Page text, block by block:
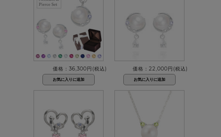
価格：36,300円(税込) 価格：22,000円(税込)